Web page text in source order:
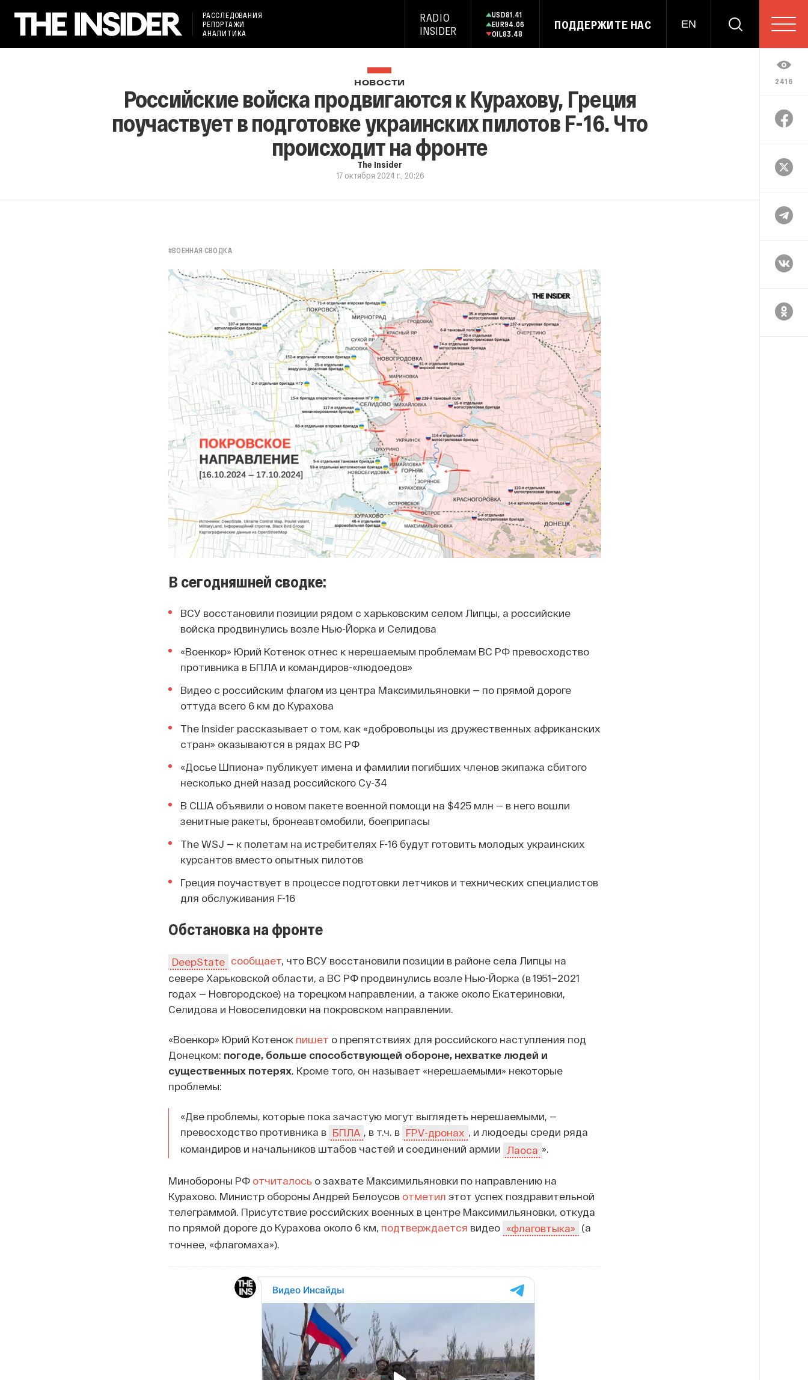
РАССЛЕДОВАНИЯ
РЕПОРТАЖИ
АНАЛИТИКА
RADIO
INSIDER
USD81.41
EUR94.06
OIL83.48
ПОДДЕРЖИТЕ НАС EN
2416
НОВОСТИ
Российские войска продвигаются к Курахову, Греция
поучаствует в подготовке украинских пилотов F-16. Что
происходит на фронте
The Insider
17 октября 2024 г., 20:26
#ВОЕННАЯ СВОДКА
В сегодняшней сводке:
ВСУ восстановили позиции рядом с харьковским селом Липцы, а российские
войска продвинулись возле Нью-Йорка и Селидова
«Военкор» Юрий Котенок отнес к нерешаемым проблемам ВС РФ превосходство
противника в БПЛА и командиров-«людоедов»
Видео с российским флагом из центра Максимильяновки — по прямой дороге
оттуда всего 6 км до Курахова
The Insider рассказывает о том, как «добровольцы из дружественных африканских
стран» оказываются в рядах ВС РФ
«Досье Шпиона» публикует имена и фамилии погибших членов экипажа сбитого
несколько дней назад российского Су-34
В США объявили о новом пакете военной помощи на $425 млн — в него вошли
зенитные ракеты, бронеавтомобили, боеприпасы
The WSJ — к полетам на истребителях F-16 будут готовить молодых украинских
курсантов вместо опытных пилотов
Греция поучаствует в процессе подготовки летчиков и технических специалистов
для обслуживания F-16
Обстановка на фронте
DeepState сообщает, что ВСУ восстановили позиции в районе села Липцы на
севере Харьковской области, а ВС РФ продвинулись возле Нью-Йорка (в 1951–2021
годах — Новгородское) на торецком направлении, а также около Екатериновки,
Селидова и Новоселидовки на покровском направлении.
«Военкор» Юрий Котенок пишет о препятствиях для российского наступления под
Донецком: погоде, больше способствующей обороне, нехватке людей и
существенных потерях. Кроме того, он называет «нерешаемыми» некоторые
проблемы:
«Две проблемы, которые пока зачастую могут выглядеть нерешаемыми, —
превосходство противника в БПЛА , в т.ч. в FPV-дронах
, и людоеды среди ряда
командиров и начальников штабов частей и соединений армии
Лаоса ».
Минобороны РФ отчиталосьо захвате Максимильяновки по направлению на
Курахово. Министр обороны Андрей Белоусов отметил этот успех поздравительной
телеграммой. Присутствие российских военных в центре Максимильяновки, откуда
по прямой дороге до Курахова около 6 км, подтверждается видео «флаговтыка» (а
точнее, «флагомаха»).